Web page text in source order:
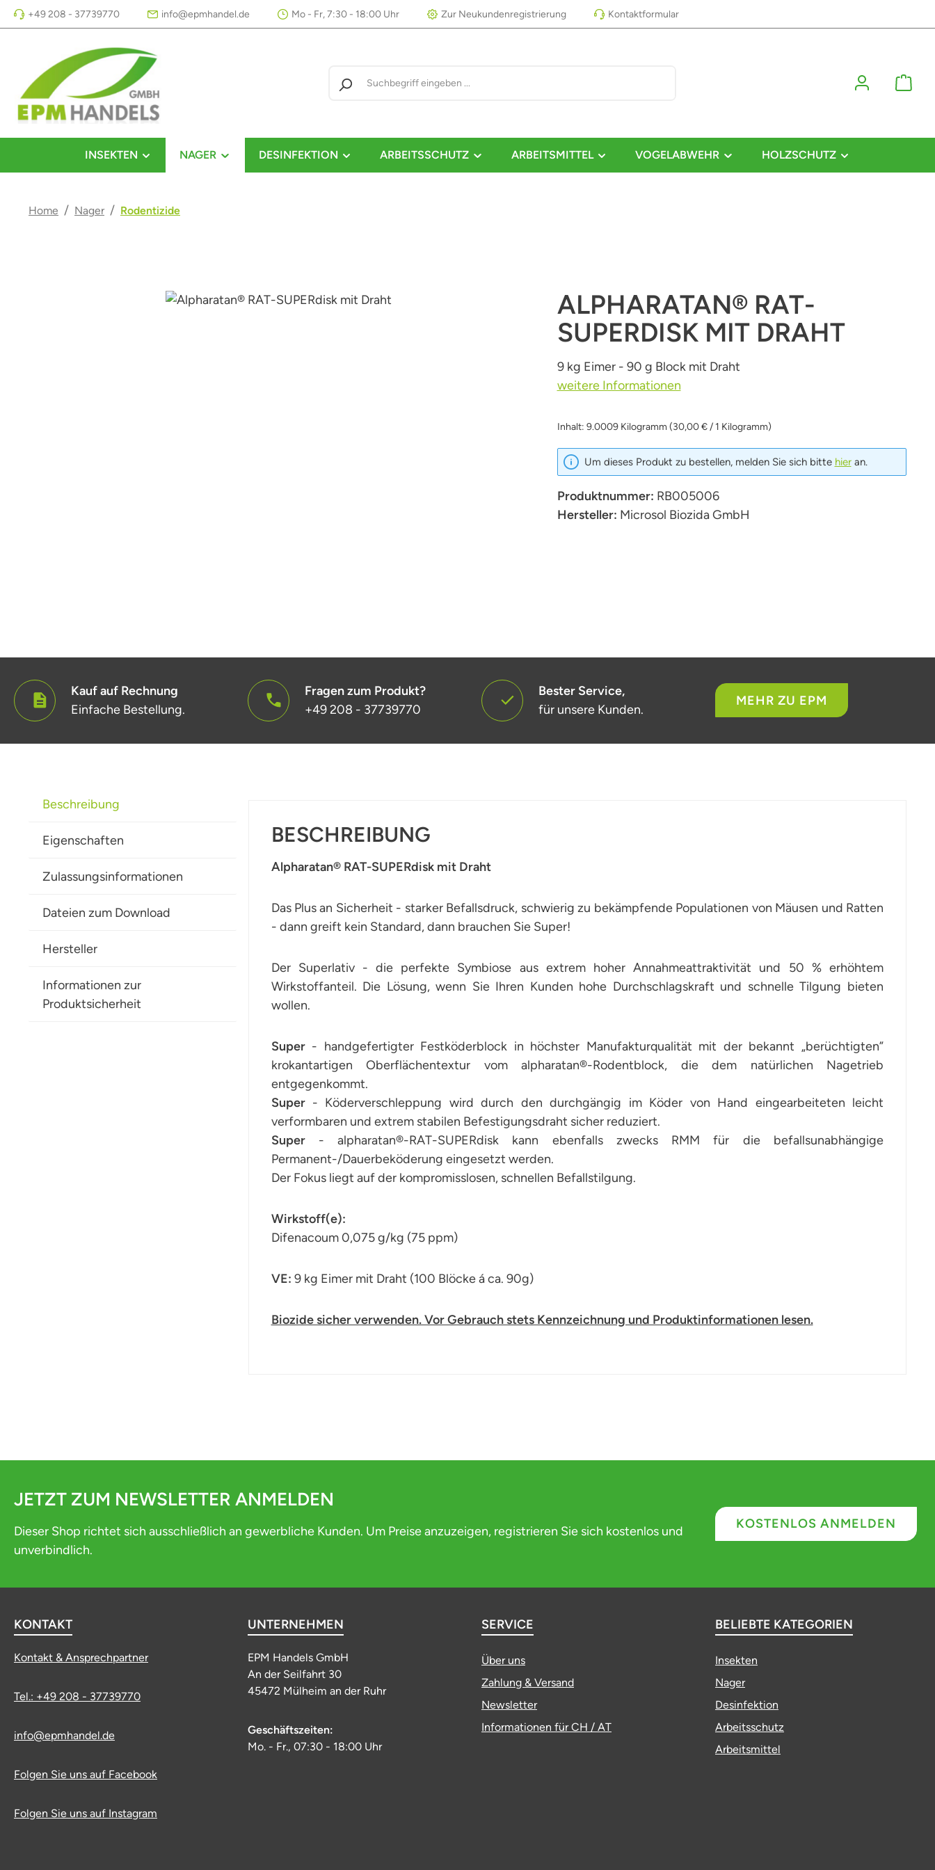
Hauptinhalt springen
Zur Suche springen
Zur Hauptnavigation springen
+49 208 - 37739770 info@epmhandel.de Mo - Fr, 7:30 - 18:00 Uhr Zur Neukundenregistrierung Kontaktformular
INSEKTEN NAGER DESINFEKTION ARBEITSSCHUTZ ARBEITSMITTEL VOGELABWEHR HOLZSCHUTZ
Home / Nager / Rodentizide
Bildergalerie überspringen
ALPHARATAN® RAT-
SUPERDISK MIT DRAHT
9 kg Eimer - 90 g Block mit Draht
weitere Informationen
Inhalt: 9.0009 Kilogramm (30,00 € / 1 Kilogramm)
Um dieses Produkt zu bestellen, melden Sie sich bitte hieran.
Produktnummer: RB005006
Hersteller: Microsol Biozida GmbH
Kauf auf Rechnung
Einfache Bestellung.
Fragen zum Produkt?
+49 208 - 37739770
Bester Service,
für unsere Kunden.
MEHR ZU EPM
Beschreibung
Eigenschaften
Zulassungsinformationen
Dateien zum Download
Hersteller
Informationen zur
Produktsicherheit
BESCHREIBUNG
Alpharatan®RAT-SUPERdisk mit Draht
Das Plus an Sicherheit - starker Befallsdruck, schwierig zu bekämpfende Populationen von Mäusen und Ratten
- dann greift kein Standard, dann brauchen Sie Super!
Der Superlativ - die perfekte Symbiose aus extrem hoher Annahmeattraktivität und 50 % erhöhtem
Wirkstoffanteil. Die Lösung, wenn Sie Ihren Kunden hohe Durchschlagskraft und schnelle Tilgung bieten
wollen.
Super - handgefertigter Festköderblock in höchster Manufakturqualität mit der bekannt „berüchtigten”
krokantartigen Oberflächentextur vom alpharatan®-Rodentblock, die dem natürlichen Nagetrieb
entgegenkommt.
Super- Köderverschleppung wird durch den durchgängig im Köder von Hand eingearbeiteten leicht
verformbaren und extrem stabilen Befestigungsdraht sicher reduziert.
Super - alpharatan®-RAT-SUPERdisk kann ebenfalls zwecks RMM für die befallsunabhängige
Permanent-/Dauerbeköderung eingesetzt werden.
Der Fokus liegt auf der kompromisslosen, schnellen Befallstilgung.
Wirkstoff(e):
Difenacoum 0,075 g/kg (75 ppm)
VE: 9 kg Eimer mit Draht (100 Blöcke á ca. 90g)
Biozide sicher verwenden. Vor Gebrauch stets Kennzeichnung und Produktinformationen lesen.
JETZT ZUM NEWSLETTER ANMELDEN
Dieser Shop richtet sich ausschließlich an gewerbliche Kunden. Um Preise anzuzeigen, registrieren Sie sich kostenlos und
unverbindlich.
KOSTENLOS ANMELDEN
KONTAKT
Kontakt & Ansprechpartner
Tel.: +49 208 - 37739770
info@epmhandel.de
Folgen Sie uns auf Facebook
Folgen Sie uns auf Instagram
UNTERNEHMEN
EPM Handels GmbH
An der Seilfahrt 30
45472 Mülheim an der Ruhr
Geschäftszeiten:
Mo. - Fr., 07:30 - 18:00 Uhr
SERVICE
Über uns
Zahlung & Versand
Newsletter
Informationen für CH / AT
BELIEBTE KATEGORIEN
Insekten
Nager
Desinfektion
Arbeitsschutz
Arbeitsmittel